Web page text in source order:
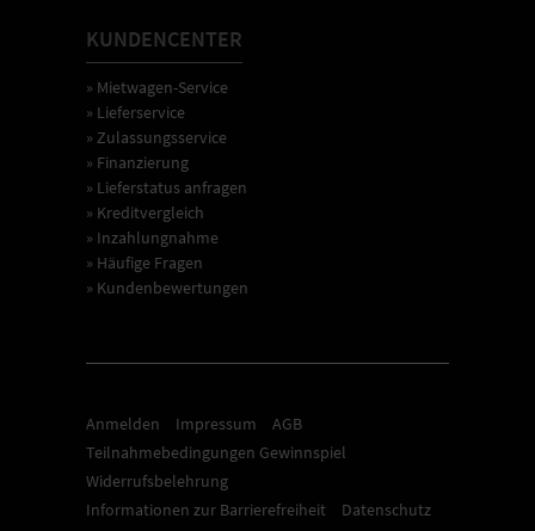
KUNDENCENTER
» Mietwagen-Service
» Lieferservice
» Zulassungsservice
» Finanzierung
» Lieferstatus anfragen
» Kreditvergleich
» Inzahlungnahme
» Häufige Fragen
» Kundenbewertungen
Anmelden Impressum
AGB
Teilnahmebedingungen Gewinnspiel
Widerrufsbelehrung
Informationen zur Barrierefreiheit
Datenschutz